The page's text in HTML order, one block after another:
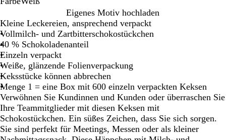
e
i
ß
Eigenes Motiv hochladen
Kleine Leckereien, ansprechend verpackt
Vollmilch- und Zartbitterschokostückchen
40 % Schokoladenanteil
Einzeln verpackt
Weiße, glänzende Folienverpackung
Keksstücke können abbrechen
Menge 1 = eine Box mit 600 einzeln verpackten Keksen
Verwöhnen Sie Kundinnen und Kunden oder überraschen Sie
Ihre Teammitglieder mit diesen Keksen mit
Schokostückchen. Ein süßes Zeichen, dass Sie sich sorgen.
Sie sind perfekt für Meetings, Messen oder als kleiner